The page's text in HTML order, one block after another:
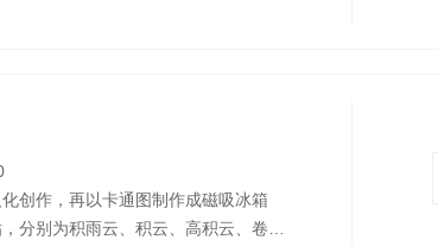
创作，再以卡通图制作成磁吸冰箱
分别为积雨云、积云、高积云、卷